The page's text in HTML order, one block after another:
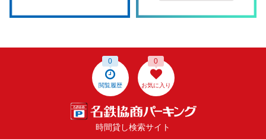
閲覧履歴
0
お気に入り
0
時間貸し検索サイト